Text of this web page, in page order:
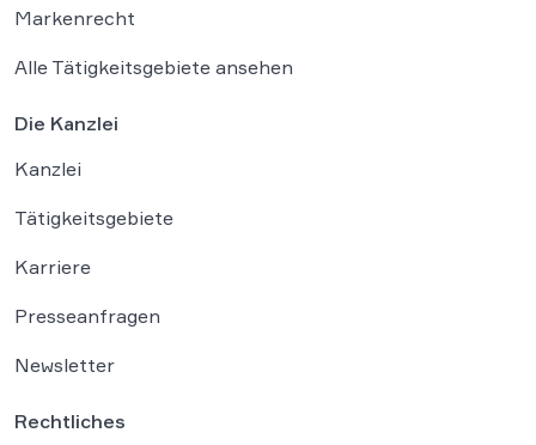
Markenrecht
Alle Tätigkeitsgebiete ansehen
Die Kanzlei
Kanzlei
Tätigkeitsgebiete
Karriere
Presseanfragen
Newsletter
Rechtliches